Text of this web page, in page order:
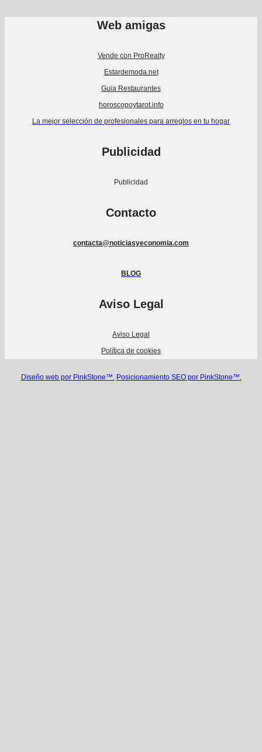
Web amigas
Vende con ProRealty
Estardemoda.net
Guia Restaurantes
horoscopoytarot.info
La mejor selección de profesionales para arreglos en tu hogar
Publicidad
Publicidad
Contacto
contacta@noticiasyeconomia.com
BLOG
Aviso Legal
Aviso Legal
Política de cookies
Diseño web por PinkStone™. Posicionamiento SEO por PinkStone™.